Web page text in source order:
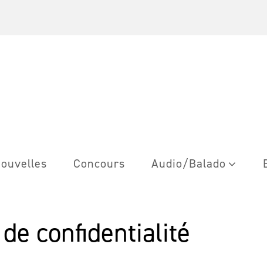
Concours Audio/Balado
confidentialité